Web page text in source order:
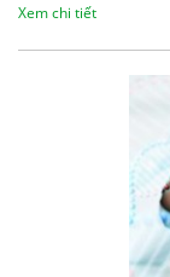
Xem chi tiết